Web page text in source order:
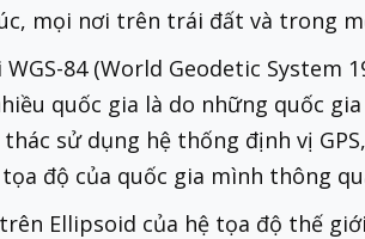
mọi nơi trên trái đất và trong
84 (World Geodetic System
quốc gia là do những quốc
sử dụng hệ thống định vị
độ của quốc gia mình thông
Ellipsoid của hệ tọa độ thế